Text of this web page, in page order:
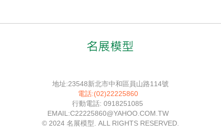
地址:23548新北市中和區員山路114號
電話:(02)22225860
行動電話: 0918251085
EMAIL:C22225860@YAHOO.COM.TW
© 2024 名展模型. ALL RIGHTS RESERVED.